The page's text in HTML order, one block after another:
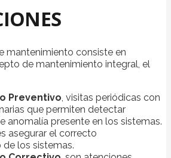
mantenimiento consiste en
de mantenimiento integral, el
Preventivo , visitas periódicas con
que permiten detectar
anomalía presente en los sistemas.
asegurar el correcto
los sistemas.